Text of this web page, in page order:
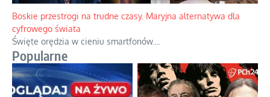
Boskie przestrogi na trudne czasy. Maryjna alternatywa dla
cyfrowego świata
Święte orędzia w cieniu smartfonów.
Popularne